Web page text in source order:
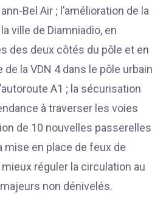
Bel Air ; l’amélioration de la
ville de Diamniadio, en
des deux côtés du pôle et en
de la VDN 4 dans le pôle urbain
A1 ; la sécurisation
à traverser les voies
de 10 nouvelles passerelles
mise en place de feux de
réguler la circulation au
non dénivelés.